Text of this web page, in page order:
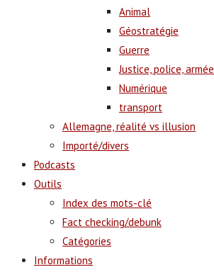
Animal
Géostratégie
Guerre
Justice, police, armée
Numérique
transport
Allemagne, réalité vs illusion
Importé/divers
Podcasts
Outils
Index des mots-clé
Fact checking/debunk
Catégories
Informations